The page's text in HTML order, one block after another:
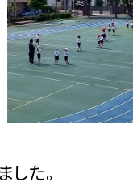
た。